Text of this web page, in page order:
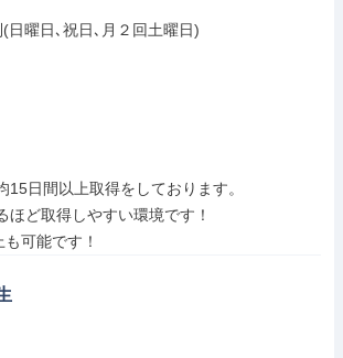
日曜日､祝日､月２回土曜日)
15日間以上取得をしております。
ほど取得しやすい環境です！
可能です！